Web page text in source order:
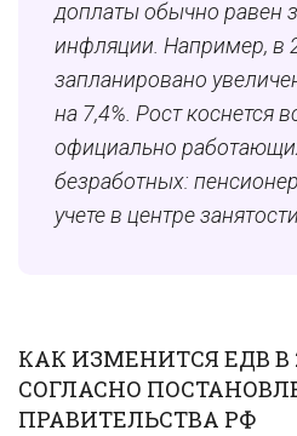
доплаты обычно равен
инфляции. Например, в
запланировано
на 7,4%. Рост коснется
официально
безработных:
учете в центре
КАК ИЗМЕНИТСЯ ЕДВ В
СОГЛАСНО
ПРАВИТЕЛЬСТВА РФ